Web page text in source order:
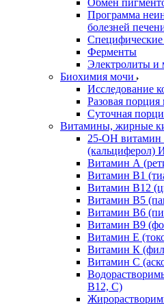
Обмен
Программа
болезней
Специфические
Ферменты
Электролиты и
Биохимия мочи
Исследование
Разовая порция
Суточная
Витамины, жирные
25-OH
(кальциферол)
Витамин А
Витамин В1
Витамин В12
Витамин В5
Витамин В6
Витамин В9
Витамин Е
Витамин К
Витамин С
В12, С)